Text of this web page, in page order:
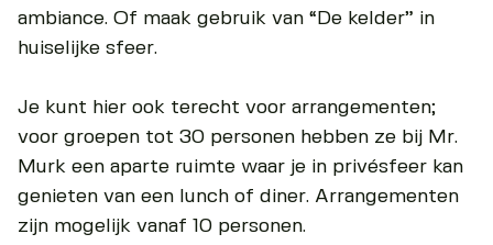
ambiance. Of maak gebruik van “De kelder” in
huiselijke sfeer.
Je kunt hier ook terecht voor arrangementen;
voor groepen tot 30 personen hebben ze bij Mr.
Murk een aparte ruimte waar je in privésfeer kan
genieten van een lunch of diner. Arrangementen
zijn mogelijk vanaf 10 personen.